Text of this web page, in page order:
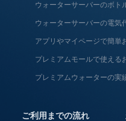
ウォーターサーバーのボト
ウォーターサーバーの電気
アプリやマイページで簡単
プレミアムモールで使える
プレミアムウォーターの実
ご利用までの流れ